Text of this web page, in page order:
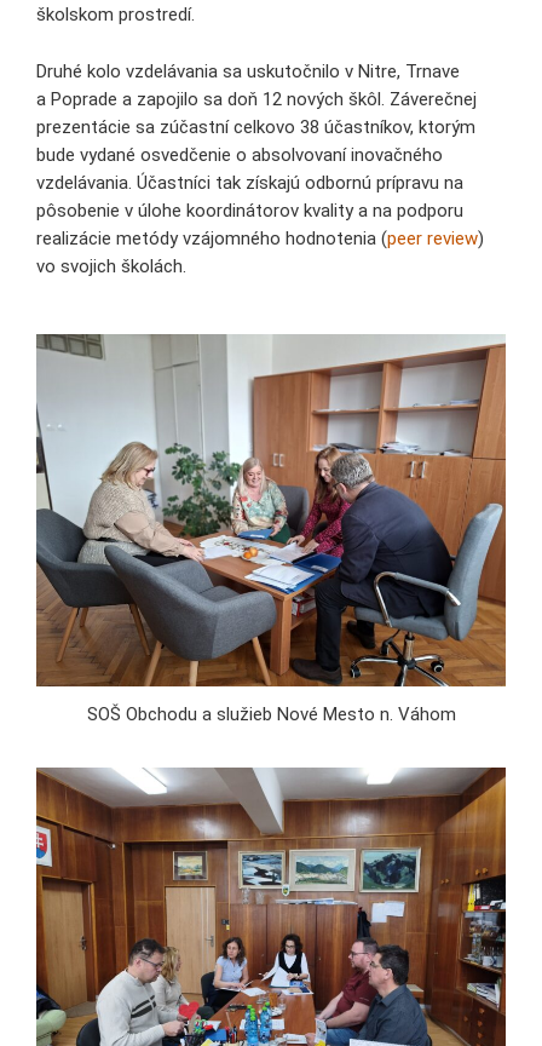
školskom prostredí.
Druhé kolo vzdelávania sa uskutočnilo v Nitre, Trnave
a Poprade a zapojilo sa doň 12 nových škôl. Záverečnej
prezentácie sa zúčastní celkovo 38 účastníkov, ktorým
bude vydané osvedčenie o absolvovaní inovačného
vzdelávania. Účastníci tak získajú odbornú prípravu na
pôsobenie v úlohe koordinátorov kvality a na podporu
realizácie metódy vzájomného hodnotenia (peer review)
vo svojich školách.
SOŠ Obchodu a služieb Nové Mesto n. Váhom